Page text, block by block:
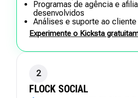
Programas de agência e
desenvolvidos
Análises e suporte ao
Experimente o Kicksta
2
FLOCK SOCIAL